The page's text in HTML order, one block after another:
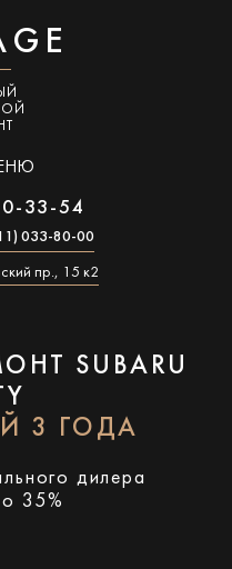
33-54
033-80-00
пр., 15 к2
SUBARU
3 ГОДА
дилера
35%